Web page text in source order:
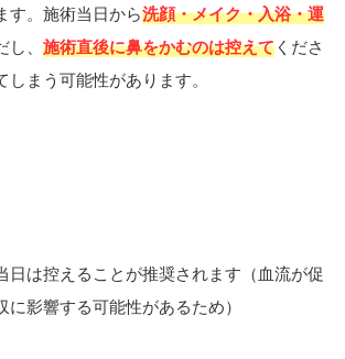
す。施術当日から洗顔・メイク・入浴・運
、 施術直後に鼻をかむのは控えてくださ
まう可能性があります。
日は控えることが推奨されます（血流が促
影響する可能性があるため）